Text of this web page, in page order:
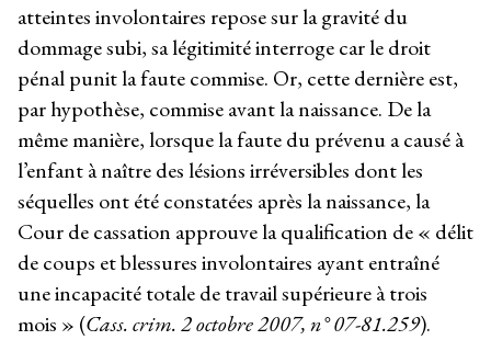
atteintes involontaires repose sur la gravité du
dommage subi, sa légitimité interroge car le droit
pénal punit la faute commise. Or, cette dernière est,
par hypothèse, commise avant la naissance. De la
même manière, lorsque la faute du prévenu a causé à
l’enfant à naître des lésions irréversibles dont les
séquelles ont été constatées après la naissance, la
Cour de cassation approuve la qualification de « délit
de coups et blessures involontaires ayant entraîné
une incapacité totale de travail supérieure à trois
mois » (Cass. crim. 2 octobre 2007, n° 07-81.259).